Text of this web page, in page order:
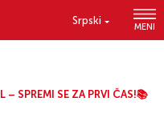
Srpski
MENI
– SPREMI SE ZA PRVI ČAS!📚